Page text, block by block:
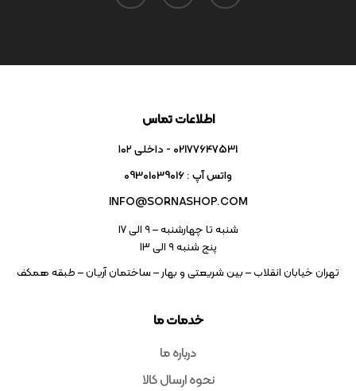
خدمات ما
درباره ما
نحوه ارسال کالا
اطلاعات تماس
02177647531 - داخلی ۱۰۲
واتس آپ : 09301039016
INFO@SORNASHOP.COM
شنبه تا چهارشنبه – ۹ الی 17
پنج شنبه ۹ الی 13
تهران خیابان انقلاب – بین شریعتی و بهار – ساختمان آریان – طبقه همکف